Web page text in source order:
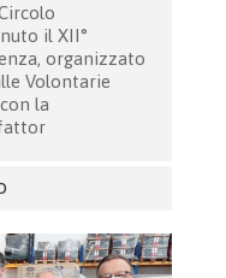
il XII°
organizzato
Volontarie
la